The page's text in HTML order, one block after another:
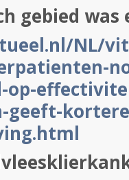
gebied
NL/
op-
geeft-